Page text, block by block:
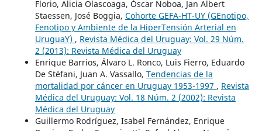
Florio, Alicia Olascoaga, Óscar Noboa, Jan Albert
Staessen, José Boggia, Cohorte GEFA-HT-UY (GEnotipo,
Fenotipo y Ambiente de la HiperTensión Arterial en
UruguaY) , Revista Médica del Uruguay: Vol. 29 Núm.
2 (2013): Revista Médica del Uruguay
Enrique Barrios, Álvaro L. Ronco, Luis Fierro, Eduardo
De Stéfani, Juan A. Vassallo, Tendencias de la
mortalidad por cáncer en Uruguay 1953-1997 , Revista
Médica del Uruguay: Vol. 18 Núm. 2 (2002): Revista
Médica del Uruguay
Guillermo Rodríguez, Isabel Fernández, Enrique